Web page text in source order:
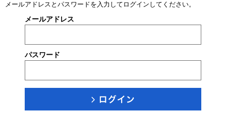
メールアドレスとパスワードを入力してログインしてください。
メールアドレス
パスワード